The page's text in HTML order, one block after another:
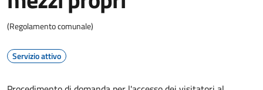
(Regolamento comunale)
Servizio attivo